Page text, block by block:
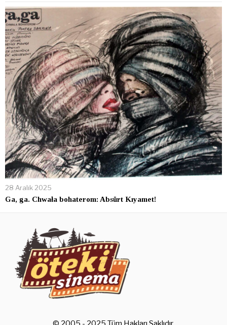
28 Aralık 2025
Ga, ga. Chwała bohaterom: Absürt Kıyamet!